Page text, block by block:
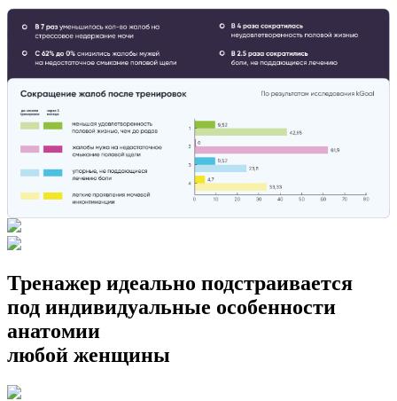
Тренажер идеально подстраивается
под индивидуальные особенности
анатомии
любой женщины